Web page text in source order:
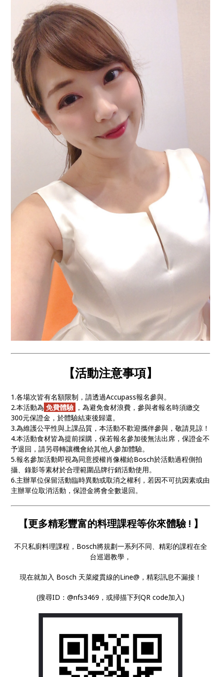
【活動注意事項】
1.各場次皆有名額限制，請透過Accupass報名參與。
2.本活動為 免費體驗 ，為避免食材浪費，參與者報名時須繳交
300元保證金，於體驗結束後歸還。
3.為維護公平性與上課品質，本活動不歡迎攜伴參與，敬請見諒！
4.本活動食材皆為提前採購，保若報名參加後無法出席，保證金不
予退回，請另尋轉讓機會給其他人參加體驗。
5.報名參加活動即視為同意授權肖像權給Bosch於活動過程側拍
攝、錄影等素材於合理範圍品牌行銷活動使用。
6.主辦單位保留活動臨時異動或取消之權利，若因不可抗因素或由
主辦單位取消活動，保證金將會全數退回。
【更多精彩豐富的料理課程等你來體驗 ! 】
不只私廚料理課程，Bosch將規劃一系列不同、精彩的課程在全
台巡迴教學，
現在就加入 Bosch 天菜縱貫線的Line@，精彩訊息不漏接！
(搜尋ID：@nfs3469，或掃描下列QR code加入)